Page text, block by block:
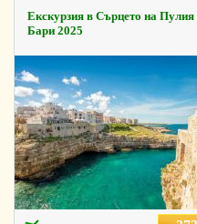
Екскурзия в Сърцето на Пулия
Бари 2025